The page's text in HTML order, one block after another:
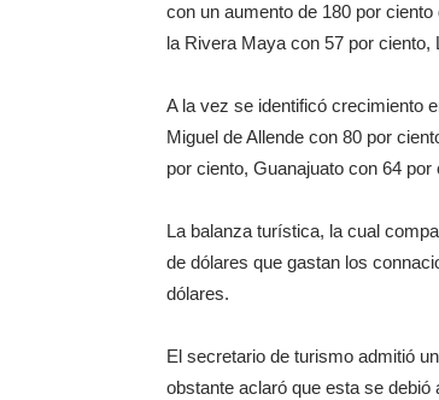
con un aumento de 180 por
la Rivera Maya con 57 por
A la vez se identificó crecimiento
Miguel de Allende con 80 por
por ciento, Guanajuato con 64
La balanza turística, la cual
de dólares que gastan los
dólares.
El secretario de turismo admitió
obstante aclaró que esta se